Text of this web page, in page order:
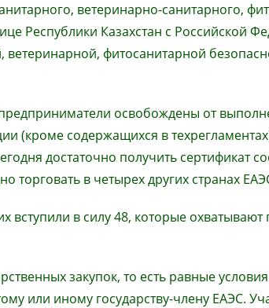
ветеринарно-санитарного,
Республики Казахстан с Российской
фитосанитарной
предприниматели освобождены от
(кроме содержащихся в
достаточно получить сертификат
в четырех других странах
вступили в силу 48, которые охватывают
закупок, то есть равные
или иному государству-члену ЕАЭС.